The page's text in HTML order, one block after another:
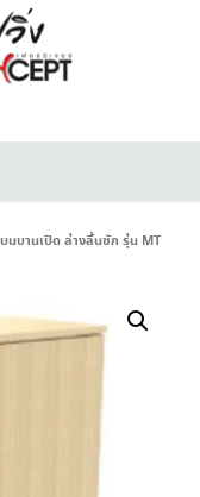
นบานเปิด ล่างลิ้นชัก รุ่น MT